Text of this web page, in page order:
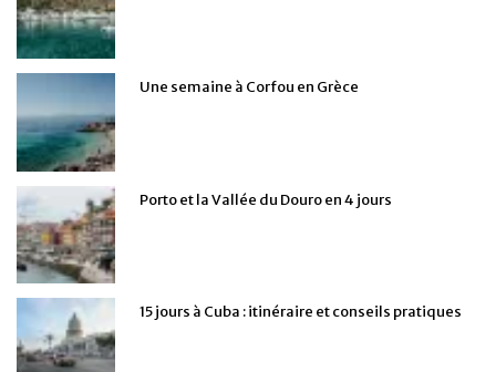
Une semaine à Corfou en Grèce
Porto et la Vallée du Douro en 4 jours
15 jours à Cuba : itinéraire et conseils pratiques